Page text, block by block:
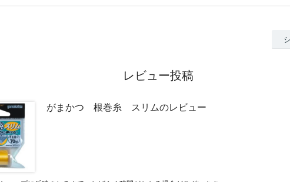
レビュー投稿
がまかつ 根巻糸 スリムのレビュー